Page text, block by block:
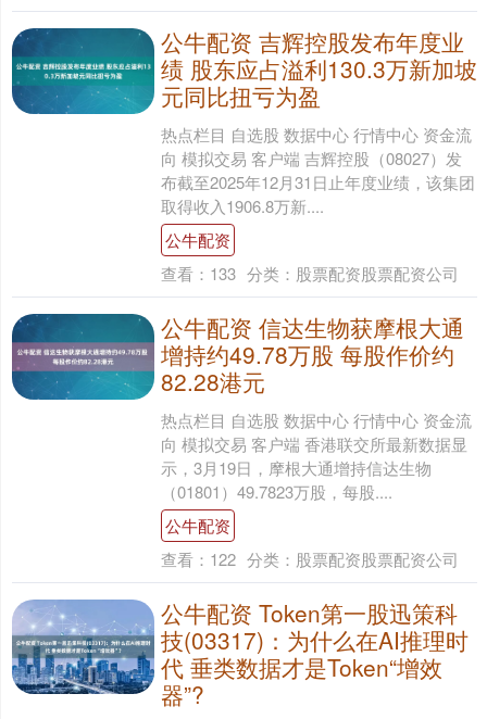
公牛配资 吉辉控股发布年度业
绩 股东应占溢利130.3万新加坡
元同比扭亏为盈
热点栏目 自选股 数据中心 行情中心 资金流
向 模拟交易 客户端 吉辉控股（08027）发
布截至2025年12月31日止年度业绩，该集团
取得收入1906.8万新....
公牛配资
查看： 133 分类： 股票配资股票配资公司
公牛配资 信达生物获摩根大通
增持约49.78万股 每股作价约
82.28港元
热点栏目 自选股 数据中心 行情中心 资金流
向 模拟交易 客户端 香港联交所最新数据显
示，3月19日，摩根大通增持信达生物
（01801）49.7823万股，每股....
公牛配资
查看： 122 分类： 股票配资股票配资公司
公牛配资 Token第一股迅策科
技(03317)：为什么在AI推理时
代 垂类数据才是Token“增效
器”?